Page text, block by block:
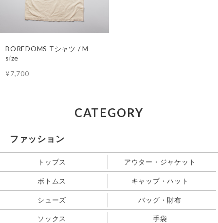
BOREDOMS Tシャツ / M
size
¥7,700
CATEGORY
ファッション
トップス アウター・ジャケット
ボトムス キャップ・ハット
シューズ バッグ・財布
ソックス 手袋